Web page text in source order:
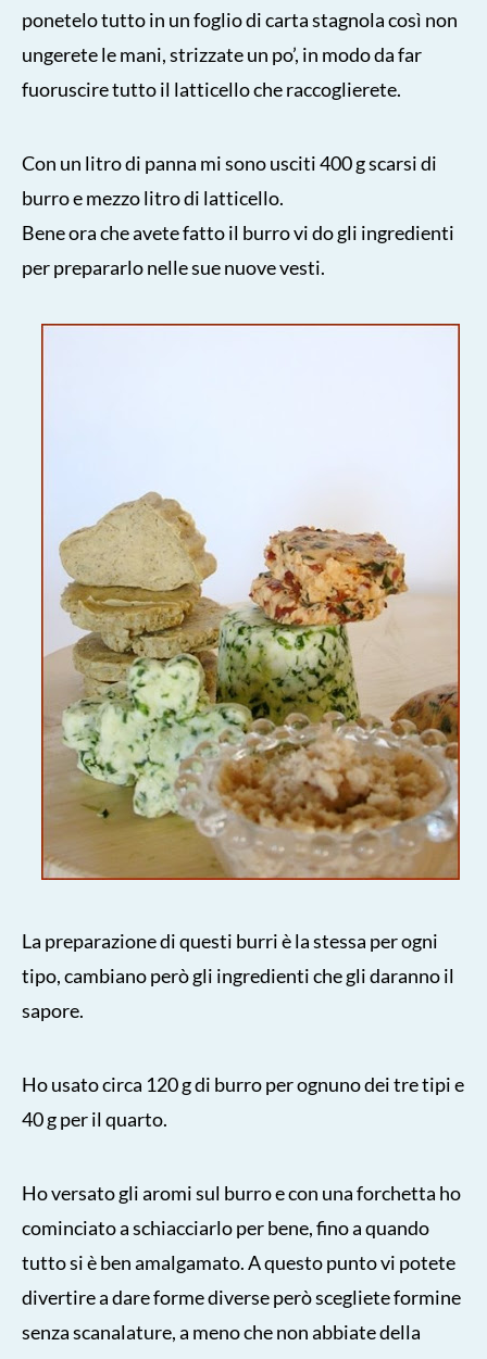
ponetelo tutto in un foglio di carta stagnola così non
ungerete le mani, strizzate un po’, in modo da far
fuoruscire tutto il latticello che raccoglierete.
Con un litro di panna mi sono usciti 400 g scarsi di
burro e mezzo litro di latticello.
Bene ora che avete fatto il burro vi do gli ingredienti
per prepararlo nelle sue nuove vesti.
La preparazione di questi burri è la stessa per ogni
tipo, cambiano però gli ingredienti che gli daranno il
sapore.
Ho usato circa 120 g di burro per ognuno dei tre tipi e
40 g per il quarto.
Ho versato gli aromi sul burro e con una forchetta ho
cominciato a schiacciarlo per bene, fino a quando
tutto si è ben amalgamato. A questo punto vi potete
divertire a dare forme diverse però scegliete formine
senza scanalature, a meno che non abbiate della